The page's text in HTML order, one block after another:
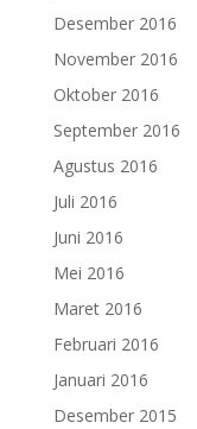
Desember 2016
November 2016
Oktober 2016
September 2016
Agustus 2016
Juli 2016
Juni 2016
Mei 2016
Maret 2016
Februari 2016
Januari 2016
Desember 2015